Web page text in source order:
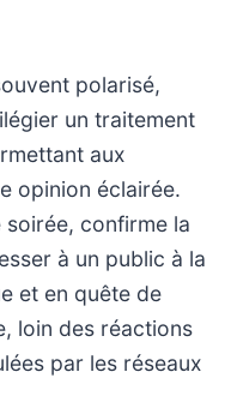
polarisé,
un traitement
aux
opinion éclairée.
soirée, confirme la
à un public à la
et en quête de
loin des réactions
par les réseaux